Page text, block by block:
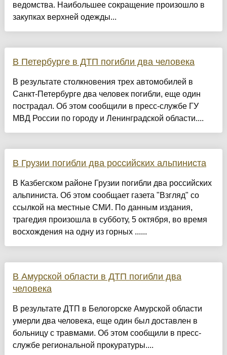
ведомства. Наибольшее сокращение произошло в
закупках верхней одежды...
В Петербурге в ДТП погибли два человека
В результате столкновения трех автомобилей в
Санкт-Петербурге два человек погибли, еще один
пострадал. Об этом сообщили в пресс-службе ГУ
МВД России по городу и Ленинградской области....
В Грузии погибли два российских альпиниста
В Казбегском районе Грузии погибли два российских
альпиниста. Об этом сообщает газета "Взгляд" со
ссылкой на местные СМИ. По данным издания,
трагедия произошла в субботу, 5 октября, во время
восхождения на одну из горных ......
В Амурской области в ДТП погибли два
человека
В результате ДТП в Белогорске Амурской области
умерли два человека, еще один был доставлен в
больницу с травмами. Об этом сообщили в пресс-
службе региональной прокуратуры....